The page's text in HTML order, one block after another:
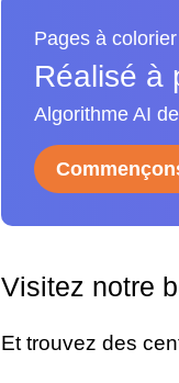
Pages à
Réalisé à
Algorithme AI
Visitez notre
Et trouvez des